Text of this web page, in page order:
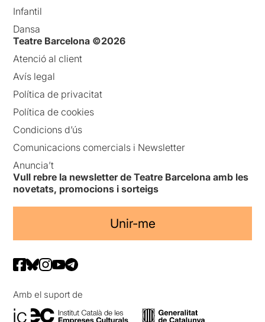
Infantil
Dansa
Teatre Barcelona ©2026
Atenció al client
Avís legal
Política de privacitat
Política de cookies
Condicions d’ús
Comunicacions comercials i Newsletter
Anuncia’t
Vull rebre la newsletter de Teatre Barcelona amb les
novetats, promocions i sorteigs
Unir-me
Amb el suport de